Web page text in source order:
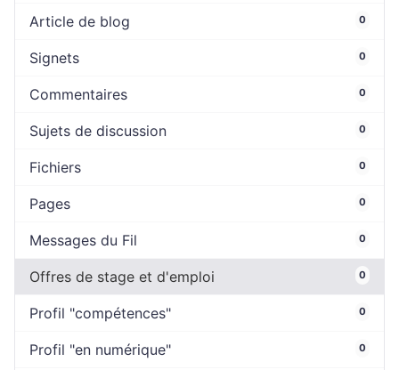
Article de blog 0
Signets 0
Commentaires 0
Sujets de discussion 0
Fichiers 0
Pages 0
Messages du Fil 0
Offres de stage et d'emploi 0
Profil "compétences" 0
Profil "en numérique" 0